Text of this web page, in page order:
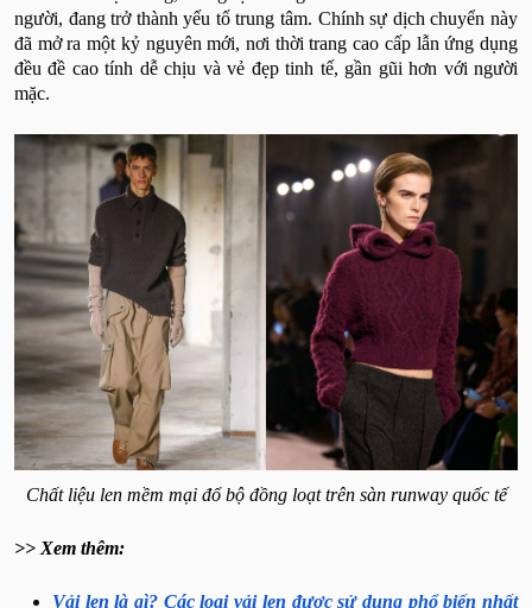
người, đang trở thành yếu tố trung tâm. Chính sự dịch chuyển này
đã mở ra một kỷ nguyên mới, nơi thời trang cao cấp lẫn ứng dụng
đều đề cao tính dễ chịu và vẻ đẹp tinh tế, gần gũi hơn với người
mặc.
Chất liệu len mềm mại đổ bộ đồng loạt trên sàn runway quốc tế
>> Xem thêm:
Vải len là gì? Các loại vải len được sử dụng phổ biến nhất